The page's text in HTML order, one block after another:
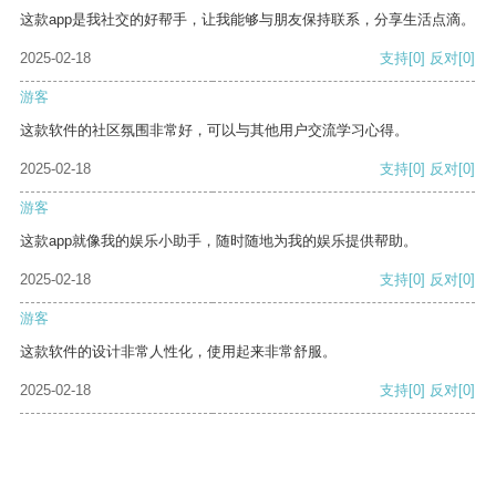
这款app是我社交的好帮手，让我能够与朋友保持联系，分享生活点滴。
2025-02-18 支持[0] 反对[0]
游客
这款软件的社区氛围非常好，可以与其他用户交流学习心得。
2025-02-18 支持[0] 反对[0]
游客
这款app就像我的娱乐小助手，随时随地为我的娱乐提供帮助。
2025-02-18 支持[0] 反对[0]
游客
这款软件的设计非常人性化，使用起来非常舒服。
2025-02-18 支持[0] 反对[0]